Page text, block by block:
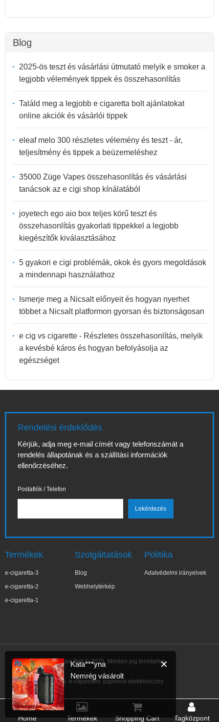
Blog
2025-ös teszt és vásárlási útmutató melyik e smoker a
legjobb vélemények tippek és összehasonlítás
Találd meg a legjobb e cigaretta bolt ajánlatokat
online akciók és vásárlói tippek
eleaf melo 300 részletes vélemény és teszt - ár,
teljesítmény és tippek a beüzemeléshez
35000 Züge Vapes összehasonlítás és vásárlási
tanácsok az e cigi shop kínálatából
joyetech ego aio box teljes körű teszt és
összehasonlítás gyakorlati tippekkel a legjobb
kiegészítők kiválasztásához
5 gyakori e cigi problémák, okok és gyors megoldások
a mindennapi használathoz
Ismerje meg a Nicsalt előnyeit és hogyan nyerhet
többet a Nicsalt platformon gyorsan és biztonságosan
e cig vs cigarette - Részletes összehasonlítás, melyik
a kevésbé káros és hogyan befolyásolja az
egészséget
Rendelési érdeklődés
Kérjük, adja meg e-mail címét vagy telefonszámát a
rendelés állapotának és a szállítási információk
ellenőrzéséhez.
Postafiók / Telefon
Termékek
e-cigaretta-3
e-cigaretta-2
e-cigaretta-1
Szolgáltatások
Blog
Webhelytérkép
Politika
Adatvédelmi irányelvek
IBVape Bolt © 2025. Minden jog fenntartva.
Link: e-cigarettes papieros elektroniczny
Home Termékek Shopping Cart Tagközpont
✕
Kata***yna
Nemrég vásárolt